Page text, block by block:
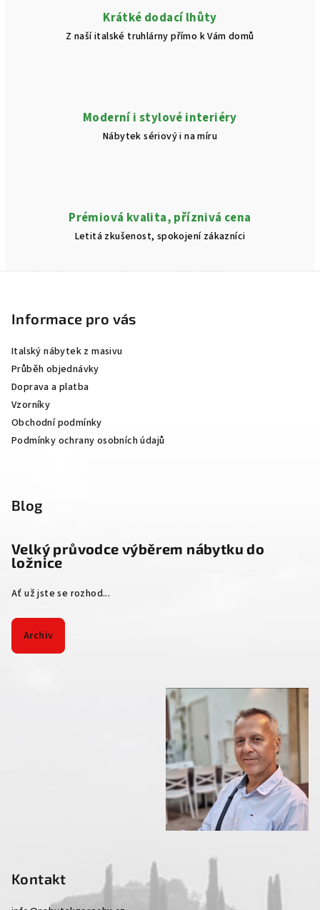
v
ý
p
Krátké dodací lhůty
Z naší italské truhlárny přímo k Vám domů
Moderní i stylové interiéry
Nábytek sériový i na míru
Prémiová kvalita, příznivá cena
Letitá zkušenost, spokojení zákazníci
Informace pro vás
Italský nábytek z masivu
Průběh objednávky
Doprava a platba
Vzorníky
Obchodní podmínky
Podmínky ochrany osobních údajů
Blog
Velký průvodce výběrem nábytku do
ložnice
Ať už jste se rozhod...
Archiv
Kontakt